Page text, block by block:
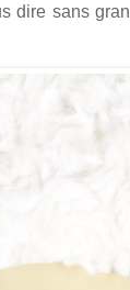
dire sans